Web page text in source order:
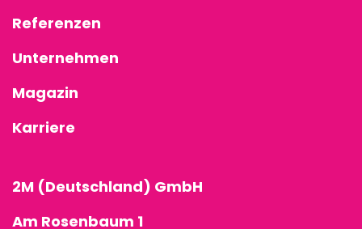
Referenzen
Unternehmen
Magazin
Karriere
2M (Deutschland) GmbH
Am Rosenbaum 1